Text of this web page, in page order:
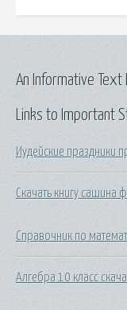
Links to Important
Иудейские праздники
Скачать книгу сашина
Справочник по
Алгебра 10 класс
An Informative Text